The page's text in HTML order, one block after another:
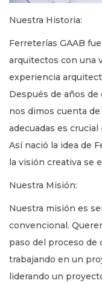
Nuestra Historia:
Ferreterías GAAB
arquitectos con una
experiencia
Después de años
nos dimos cuenta
adecuadas es
Así nació la idea de
la visión creativa se
Nuestra Misión:
Nuestra misión es
convencional.
paso del proceso de
trabajando en un
liderando un